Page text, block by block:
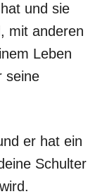
und sie
mit anderen
Leben
seine
er hat ein
Schulter